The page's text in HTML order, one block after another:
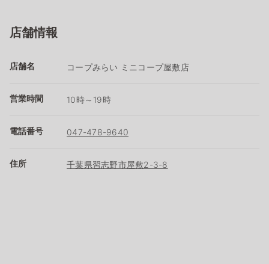
店舗情報
店舗名 コープみらい ミニコープ屋敷店
営業時間 10時～19時
電話番号 047-478-9640
住所 千葉県習志野市屋敷2-3-8